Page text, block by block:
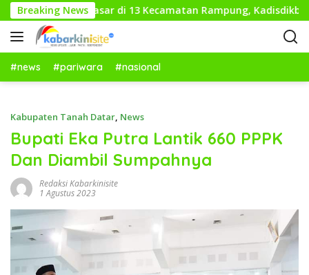
a
g
u
Breaking News
Pendidikan Dasar di 13 Kecamatan Rampung, Kadisdikbud
#news #pariwara #nasional
Kabupaten Tanah Datar, News
Bupati Eka Putra Lantik 660 PPPK
Dan Diambil Sumpahnya
Redaksi Kabarkinisite
1 Agustus 2023